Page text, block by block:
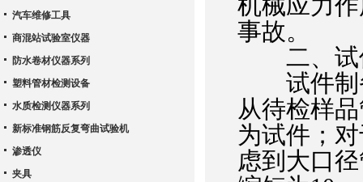
事故。
二、试
试件制备
从待检样
为试件；
虑到大口
汽车维修工具
商混站试验室仪器
防水卷材仪器系列
塑料管材检测设备
水质检测仪器系列
新标准钢筋反复弯曲试验机
渗透仪
夹具